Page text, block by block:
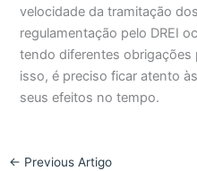
velocidade da tramitação
regulamentação pelo DREI
tendo diferentes obrigações
isso, é preciso ficar atento
seus efeitos no tempo.
← Previous Artigo